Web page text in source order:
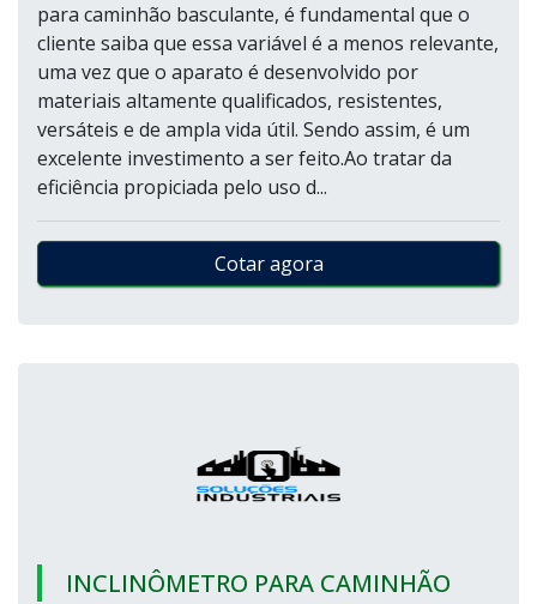
para caminhão basculante, é fundamental que o
cliente saiba que essa variável é a menos relevante,
uma vez que o aparato é desenvolvido por
materiais altamente qualificados, resistentes,
versáteis e de ampla vida útil. Sendo assim, é um
excelente investimento a ser feito.Ao tratar da
eficiência propiciada pelo uso d...
Cotar agora
INCLINÔMETRO PARA CAMINHÃO